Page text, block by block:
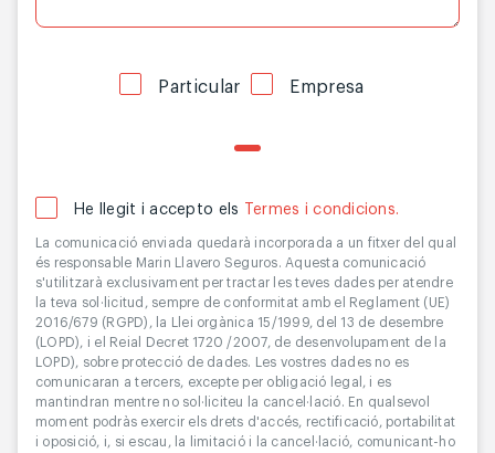
Particular Empresa
He llegit i accepto els Termes i condicions.
La comunicació enviada quedarà incorporada a un fitxer del qual
és responsable Marin Llavero Seguros. Aquesta comunicació
s'utilitzarà exclusivament per tractar les teves dades per atendre
la teva sol·licitud, sempre de conformitat amb el Reglament (UE)
2016/679 (RGPD), la Llei orgànica 15/1999, del 13 de desembre
(LOPD), i el Reial Decret 1720 /2007, de desenvolupament de la
LOPD), sobre protecció de dades. Les vostres dades no es
comunicaran a tercers, excepte per obligació legal, i es
mantindran mentre no sol·liciteu la cancel·lació. En qualsevol
moment podràs exercir els drets d'accés, rectificació, portabilitat
i oposició, i, si escau, la limitació i la cancel·lació, comunicant-ho